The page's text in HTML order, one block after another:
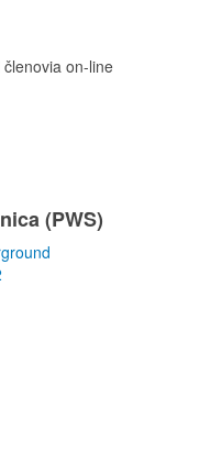
on-line
(PWS)